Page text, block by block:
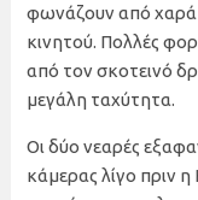
φωνάζουν από χαρά
κινητού. Πολλές
από τον σκοτεινό
μεγάλη ταχύτητα.
Οι δύο νεαρές
κάμερας λίγο πριν